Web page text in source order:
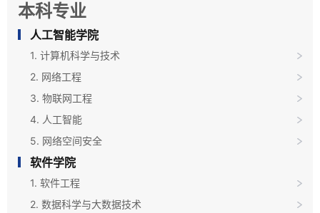
本科专业
人工智能学院
1. 计算机科学与技术
2. 网络工程
3. 物联网工程
4. 人工智能
5. 网络空间安全
软件学院
1. 软件工程
2. 数据科学与大数据技术